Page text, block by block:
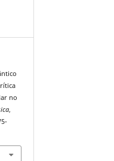
no
,